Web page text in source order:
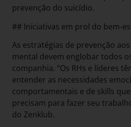
prevenção do suicídio.
## Iniciativas em prol do bem-
As estratégias de prevenção
mental devem englobar todos
companhia. “Os RHs e líderes
entender as necessidades
comportamentais e de skills
precisam para fazer seu
do Zenklub.